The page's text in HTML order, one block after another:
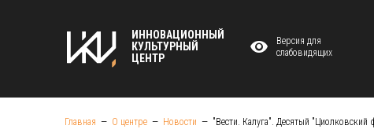
ИННОВАЦИОННЫЙ
КУЛЬТУРНЫЙ
ЦЕНТР
Версия для
слабовидящих
Главная О центре Новости "Вести. Калуга". Десятый "Циолковский